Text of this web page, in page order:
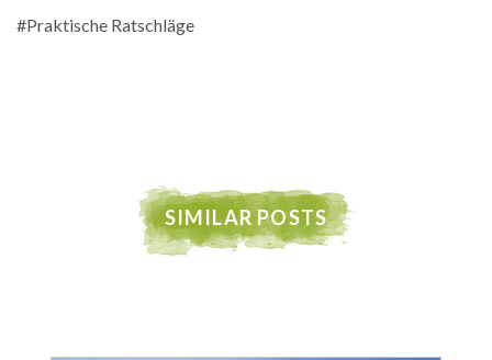
#Praktische Ratschläge
SIMILAR POSTS